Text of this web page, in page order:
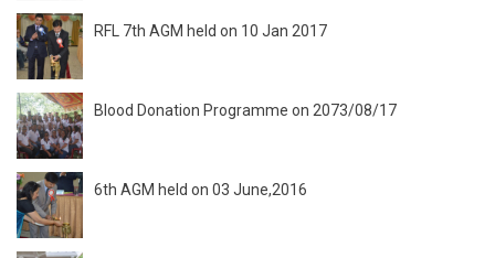
RFL 7th AGM held on 10 Jan 2017
Blood Donation Programme on 2073/08/17
6th AGM held on 03 June,2016